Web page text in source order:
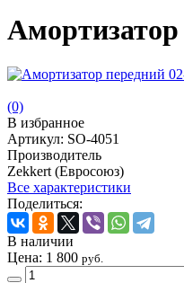
Амортизатор
(0)
В избранное
Артикул: SO-4051
Производитель
Zekkert (Евросоюз)
Все характеристики
Поделиться:
В наличии
Цена: 1 800 руб.